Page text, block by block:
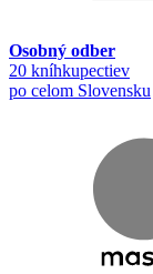
Osobný odber
20 kníhkupectiev
po celom Slovensku